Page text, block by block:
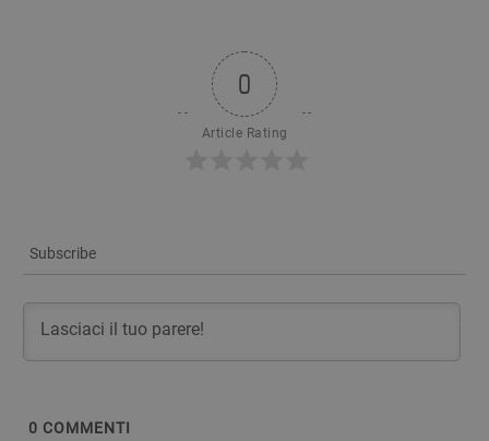
0
Article Rating
Subscribe
0 COMMENTI